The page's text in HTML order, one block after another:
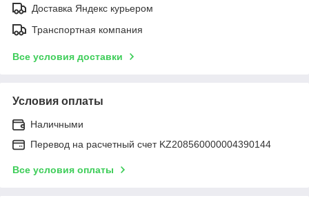
Доставка Яндекс курьером
Транспортная компания
Все условия доставки
Условия оплаты
Наличными
Перевод на расчетный счет KZ208560000004390144
Все условия оплаты